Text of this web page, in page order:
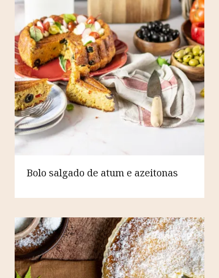
Bolo salgado de atum e azeitonas